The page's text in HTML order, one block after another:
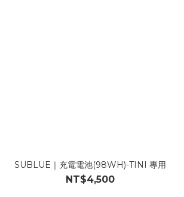
SUBLUE｜充電電池(98WH)-TINI 專用
NT$4,500